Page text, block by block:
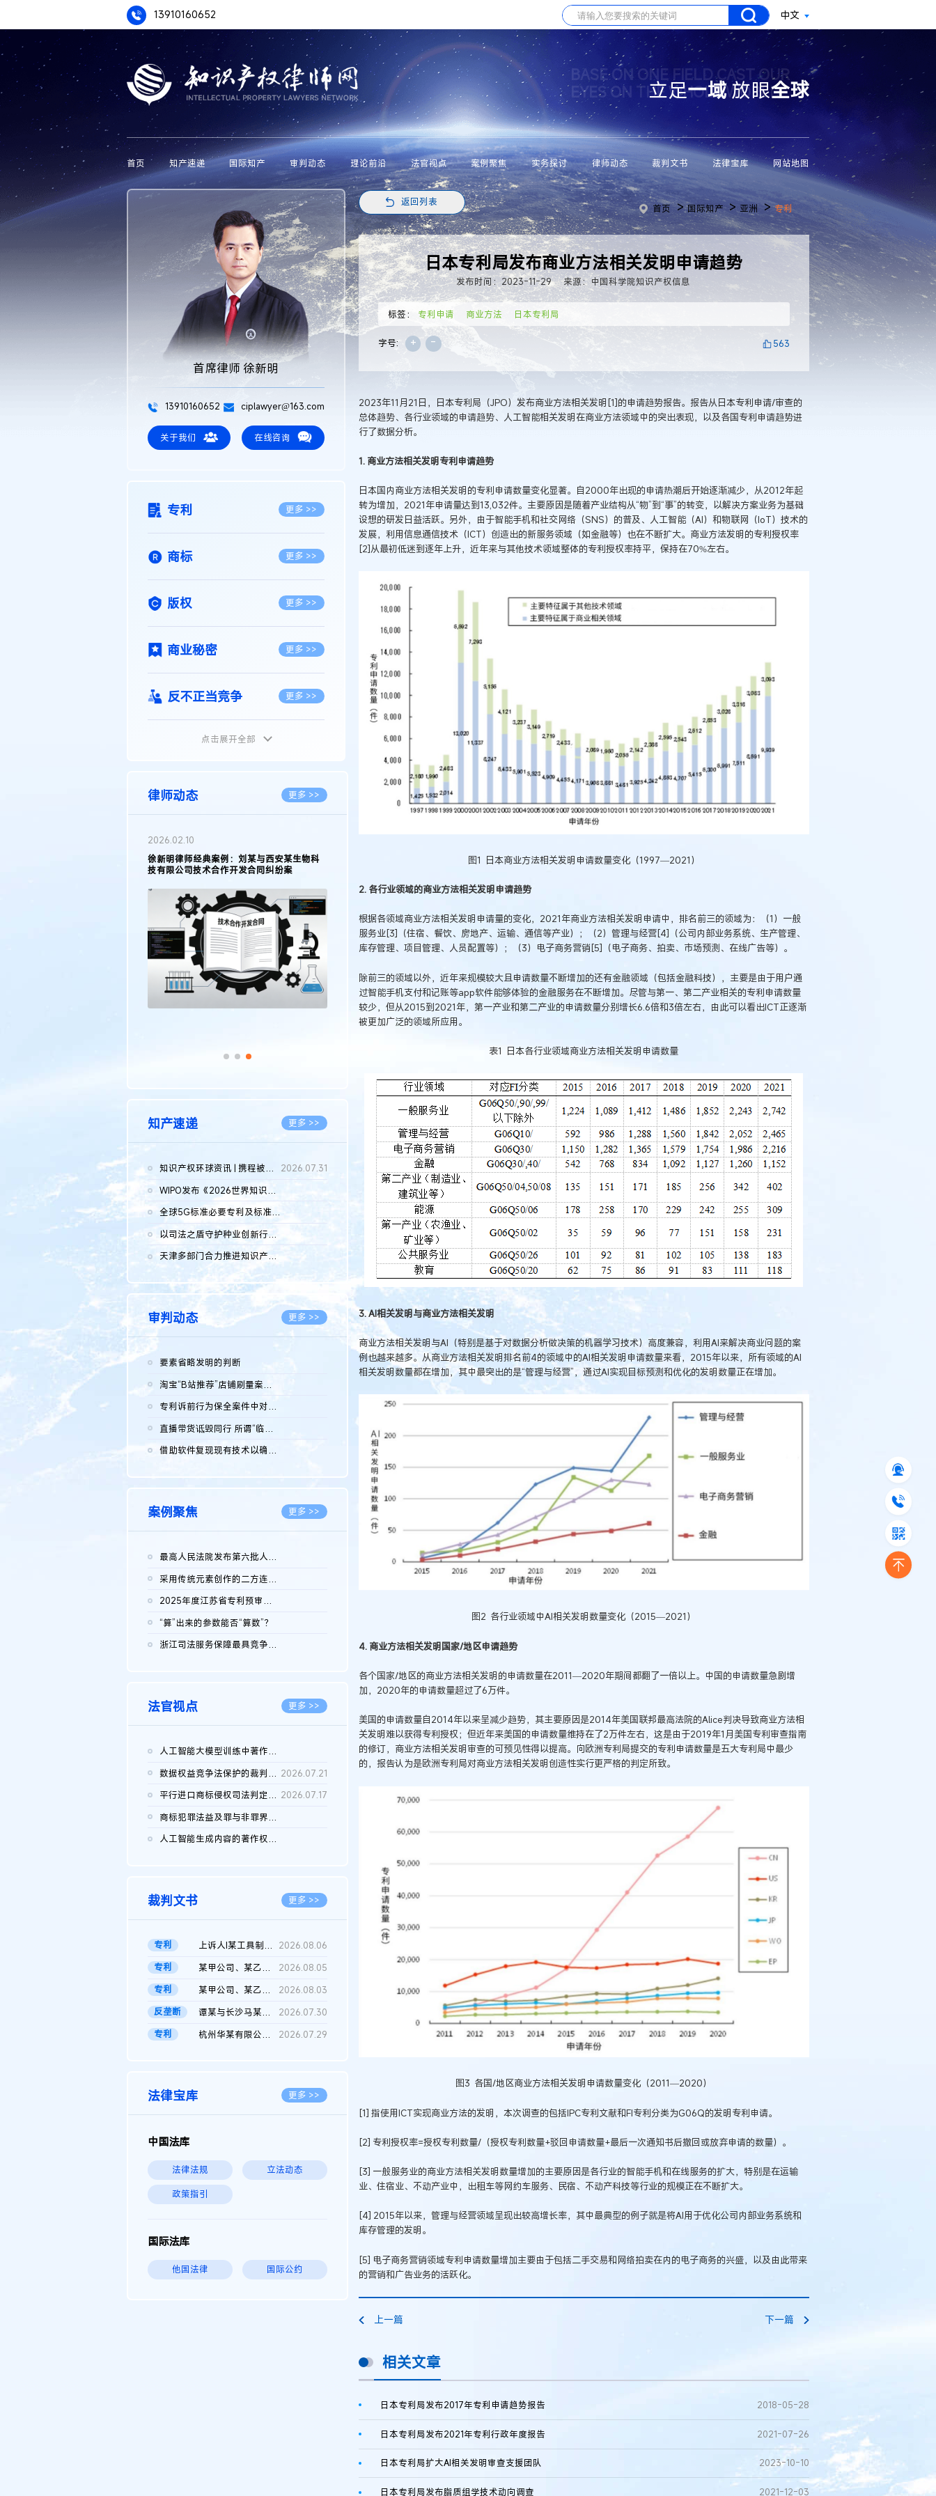
13910160652 中文
BASE ON ONE FIELD CAST OUR
EYES ON THE WHOLE WORLD
立足一域放眼全球
首页 知产速递 国际知产 审判动态 理论前沿 法官视点 案例聚焦 实务探讨 律师动态 裁判文书 法律宝库 网站地图
首席律师 徐新明
13910160652 ciplawyer@163.com
关于我们 在线咨询
专利 更多 >>
商标 更多 >>
版权 更多 >>
商业秘密 更多 >>
反不正当竞争 更多 >>
植物新品种
地理标志 更多 >>
集成电路布图设计
传统文化 更多 >>
点击展开全部
律师动态 更多 >>
2026.02.10
徐新明律师经典案例：刘某与西安某生物科
技有限公司技术合作开发合同纠纷案
知产速递 更多 >>
知识产权环球资讯 | 携程被市监总局罚51.79亿；瑞幸泰国商标案上...
2026.07.31
WIPO发布《2026世界知识产权报告》 含报告全文
全球5G标准必要专利及标准提案研究报告（2026年）全文发布
以司法之盾守护种业创新行稳致远
2026.08.05
天津多部门合力推进知识产权保护工作
2026.08.05
审判动态 更多 >>
要素省略发明的判断
淘宝“B站推荐”店铺刷量案维持原判，两被告连带赔偿150万元
专利诉前行为保全案件中对仿制药申请人曾作出三类声明的考量及违...
直播带货诋毁同行 所谓“临场发挥”不免责
借助软件复现现有技术以确认相关参数特征是否被公开
案例聚焦 更多 >>
最高人民法院发布第六批人民法院种业知识产权司法保护典型案例 含...
采用传统元素创作的二方连续装饰图案作品的独创性及侵权对比认定
2025年度江苏省专利预审典型案例
“算”出来的参数能否“算数”？
浙江司法服务保障最具竞争力营商环境建设典型案例（第二批）含侵...
法官视点 更多 >>
人工智能大模型训练中著作权的合理使用
2026.07.28
数据权益竞争法保护的裁判路径构建 2026.07.21
平行进口商标侵权司法判定规则的困境与纾解 2026.07.17
商标犯罪法益及罪与非罪界限研究
人工智能生成内容的著作权司法认定：演进逻辑、现实困境与规则建...
裁判文书 更多 >>
专利 上诉人I某工具制品有限公司与被上诉人程某及一审被告中华人民共和...
2026.08.06
专利
某甲公司、某乙公司、某丙公司申请诉前行为保全复议裁定书
2026.08.05
专利
某甲公司、某乙公司、官某与某丙公司专利申请权权属纠纷 二审判决...
2026.08.03
反垄断
谭某与长沙马某堆农产品股份有限公司滥用市场支配地位纠纷二审裁...
2026.07.30
专利
杭州华某有限公司与菲某有限公司侵害发明专利权纠纷 2026.07.29
法律宝库 更多 >>
中国法库
法律法规 立法动态
政策指引
国际法库
他国法律 国际公约
返回列表
首页 >国际知产 >亚洲 >专利
日本专利局发布商业方法相关发明申请趋势
发布时间：2023-11-29 来源：中国科学院知识产权信息
标签： 专利申请 商业方法 日本专利局
字号: + - 563
2023年11月21日，日本专利局（JPO）发布商业方法相关发明[1]的申请趋势报告。报告从日本专利申请/审查的
总体趋势、各行业领域的申请趋势、人工智能相关发明在商业方法领域中的突出表现，以及各国专利申请趋势进
行了数据分析。
1. 商业方法相关发明专利申请趋势
日本国内商业方法相关发明的专利申请数量变化显著。自2000年出现的申请热潮后开始逐渐减少，从2012年起
转为增加，2021年申请量达到13,032件。主要原因是随着产业结构从“物”到“事”的转变，以解决方案业务为基础
设想的研发日益活跃。另外，由于智能手机和社交网络（SNS）的普及、人工智能（AI）和物联网（IoT）技术的
发展，利用信息通信技术（ICT）创造出的新服务领域（如金融等）也在不断扩大。商业方法发明的专利授权率
[2]从最初低迷到逐年上升，近年来与其他技术领域整体的专利授权率持平，保持在70%左右。
图1 日本商业方法相关发明申请数量变化（1997—2021）
2. 各行业领域的商业方法相关发明申请趋势
根据各领域商业方法相关发明申请量的变化，2021年商业方法相关发明申请中，排名前三的领域为：（1）一般
服务业[3]（住宿、餐饮、房地产、运输、通信等产业）；（2）管理与经营[4]（公司内部业务系统、生产管理、
库存管理、项目管理、人员配置等）；（3）电子商务营销[5]（电子商务、拍卖、市场预测、在线广告等）。
除前三的领域以外，近年来规模较大且申请数量不断增加的还有金融领域（包括金融科技），主要是由于用户通
过智能手机支付和记账等app软件能够体验的金融服务在不断增加。尽管与第一、第二产业相关的专利申请数量
较少，但从2015到2021年，第一产业和第二产业的申请数量分别增长6.6倍和3倍左右，由此可以看出ICT正逐渐
被更加广泛的领域所应用。
表1 日本各行业领域商业方法相关发明申请数量
3. AI相关发明与商业方法相关发明
商业方法相关发明与AI（特别是基于对数据分析做决策的机器学习技术）高度兼容，利用AI来解决商业问题的案
例也越来越多。从商业方法相关发明排名前4的领域中的AI相关发明申请数量来看，2015年以来，所有领域的AI
相关发明数量都在增加，其中最突出的是“管理与经营”，通过AI实现目标预测和优化的发明数量正在增加。
图2 各行业领域中AI相关发明数量变化（2015—2021）
4. 商业方法相关发明国家/地区申请趋势
各个国家/地区的商业方法相关发明的申请数量在2011—2020年期间都翻了一倍以上。中国的申请数量急剧增
加，2020年的申请数量超过了6万件。
美国的申请数量自2014年以来呈减少趋势，其主要原因是2014年美国联邦最高法院的Alice判决导致商业方法相
关发明难以获得专利授权；但近年来美国的申请数量维持在了2万件左右，这是由于2019年1月美国专利审查指南
的修订，商业方法相关发明审查的可预见性得以提高。向欧洲专利局提交的专利申请数量是五大专利局中最少
的，报告认为是欧洲专利局对商业方法相关发明创造性实行更严格的判定所致。
图3 各国/地区商业方法相关发明申请数量变化（2011—2020）
[1] 指使用ICT实现商业方法的发明，本次调查的包括IPC专利文献和FI专利分类为G06Q的发明专利申请。
[2] 专利授权率=授权专利数量/（授权专利数量+驳回申请数量+最后一次通知书后撤回或放弃申请的数量）。
[3] 一般服务业的商业方法相关发明数量增加的主要原因是各行业的智能手机和在线服务的扩大，特别是在运输
业、住宿业、不动产业中，出租车等网约车服务、民宿、不动产科技等行业的规模正在不断扩大。
[4] 2015年以来，管理与经营领域呈现出较高增长率，其中最典型的例子就是将AI用于优化公司内部业务系统和
库存管理的发明。
[5] 电子商务营销领域专利申请数量增加主要由于包括二手交易和网络拍卖在内的电子商务的兴盛，以及由此带来
的营销和广告业务的活跃化。
上一篇 下一篇
相关文章
日本专利局发布2017年专利申请趋势报告 2018-05-28
日本专利局发布2021年专利行政年度报告 2021-07-26
日本专利局扩大AI相关发明审查支援团队 2023-10-10
日本专利局发布脂质组学技术动向调查 2021-12-03